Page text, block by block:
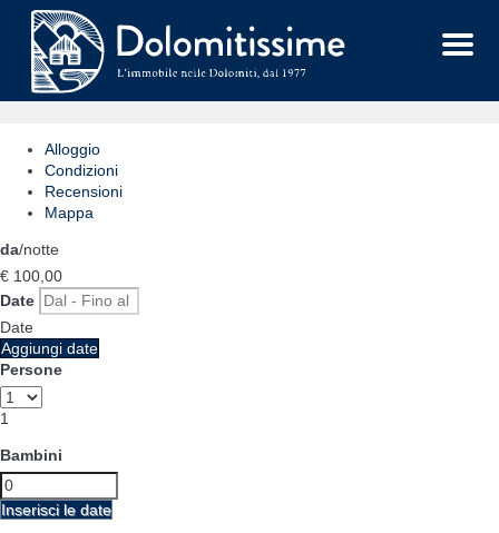
Menu
Alloggio
Condizioni
Recensioni
Mappa
da/notte
€ 100, 00
Date
Date
Aggiungi date
Persone
1
Bambini
Inserisci le date